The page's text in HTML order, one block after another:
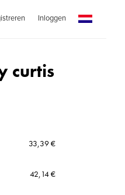
Inloggen
curtis
33,39 €
42,14 €